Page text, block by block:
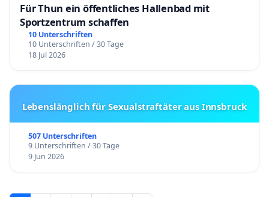
Für Thun ein öffentliches Hallenbad mit
Sportzentrum schaffen
10 Unterschriften
10 Unterschriften / 30 Tage
18 Jul 2026
Lebenslänglich für Sexualstraftäter aus Innsbruck
507 Unterschriften
9 Unterschriften / 30 Tage
9 Jun 2026